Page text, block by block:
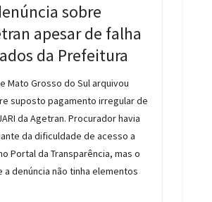
sobre
apesar de falha
da Prefeitura
Mato Grosso do Sul arquivou
suposto pagamento irregular de
da Agetran. Procurador havia
da dificuldade de acesso a
Portal da Transparência, mas o
denúncia não tinha elementos